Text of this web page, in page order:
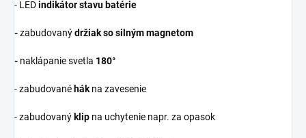
- LEDindikátor stavu batérie
-zabudovanýdržiak so silným magnetom
- naklápanie svetla 180°
- zabudované hákna zavesenie
- zabudovaný klip na uchytenie napr. za opasok